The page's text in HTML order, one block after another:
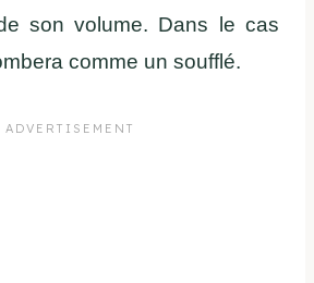
son volume. Dans le cas
comme un soufflé.